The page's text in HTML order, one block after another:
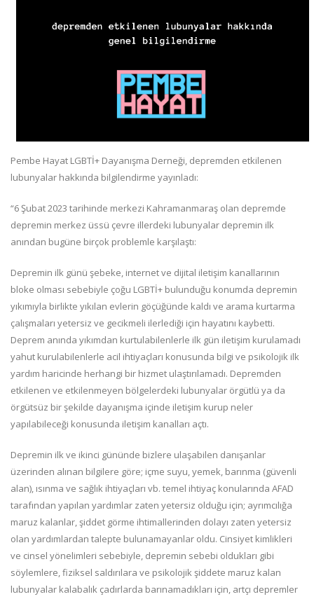
Pembe Hayat LGBTİ+ Dayanışma Derneği, depremden etkilenen
lubunyalar hakkında bilgilendirme yayınladı:
“6 Şubat 2023 tarihinde merkezi Kahramanmaraş olan depremde
depremin merkez üssü çevre illerdeki lubunyalar depremin ilk
anından bugüne birçok problemle karşılaştı:
Depremin ilk günü şebeke, internet ve dijital iletişim kanallarının
bloke olması sebebiyle çoğu LGBTİ+ bulunduğu konumda depremin
yıkımıyla birlikte yıkılan evlerin göçüğünde kaldı ve arama kurtarma
çalışmaları yetersiz ve gecikmeli ilerlediği için hayatını kaybetti.
Deprem anında yıkımdan kurtulabilenlerle ilk gün iletişim kurulamadı
yahut kurulabilenlerle acil ihtiyaçları konusunda bilgi ve psikolojik ilk
yardım haricinde herhangi bir hizmet ulaştırılamadı. Depremden
etkilenen ve etkilenmeyen bölgelerdeki lubunyalar örgütlü ya da
örgütsüz bir şekilde dayanışma içinde iletişim kurup neler
yapılabileceği konusunda iletişim kanalları açtı.
Depremin ilk ve ikinci gününde bizlere ulaşabilen danışanlar
üzerinden alınan bilgilere göre; içme suyu, yemek, barınma (güvenli
alan), ısınma ve sağlık ihtiyaçları vb. temel ihtiyaç konularında AFAD
tarafından yapılan yardımlar zaten yetersiz olduğu için; ayrımcılığa
maruz kalanlar, şiddet görme ihtimallerinden dolayı zaten yetersiz
olan yardımlardan talepte bulunamayanlar oldu. Cinsiyet kimlikleri
ve cinsel yönelimleri sebebiyle, depremin sebebi oldukları gibi
söylemlere, fiziksel saldırılara ve psikolojik şiddete maruz kalan
lubunyalar kalabalık çadırlarda barınamadıkları için, artçı depremler